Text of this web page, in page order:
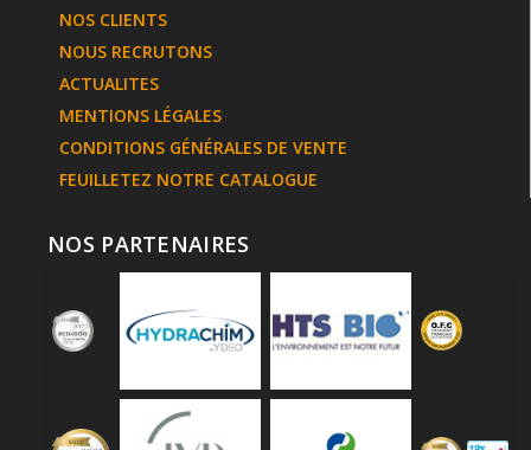
NOS CLIENTS
NOUS RECRUTONS
ACTUALITES
MENTIONS LÉGALES
CONDITIONS GÉNÉRALES DE VENTE
FEUILLETEZ NOTRE CATALOGUE
NOS PARTENAIRES